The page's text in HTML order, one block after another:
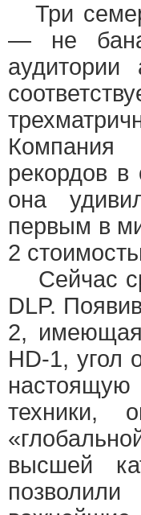
Три
— не
Компания
рекордов в
она
первым в
2
Сейчас
DLP.
2,
HD-1, угол
техники,
высшей